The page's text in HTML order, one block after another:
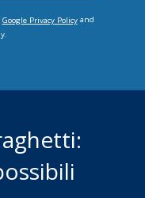
Google Privacy Policyand